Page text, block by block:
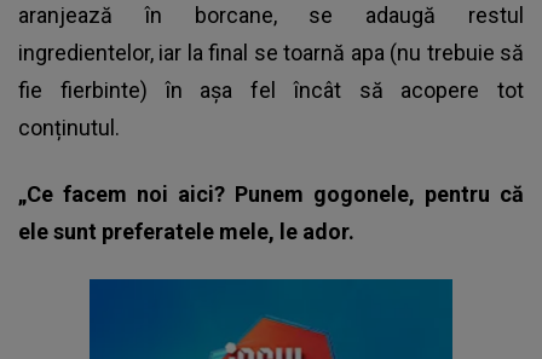
aranjează în borcane, se adaugă restul
ingredientelor, iar la final se toarnă apa (nu trebuie să
fie fierbinte) în așa fel încât să acopere tot
conținutul.
„Ce facem noi aici? Punem gogonele, pentru că
ele sunt preferatele mele, le ador.